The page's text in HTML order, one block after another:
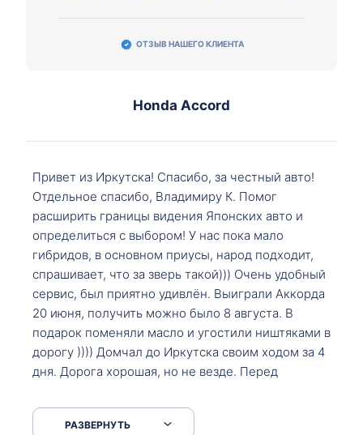
ОТЗЫВ НАШЕГО КЛИЕНТА
Honda Accord
Привет из Иркутска! Спасибо, за честный авто!
Отдельное спасибо, Владимиру К. Помог
расширить границы видения Японских авто и
определиться с выбором! У нас пока мало
гибридов, в основном приусы, народ подходит,
спрашивает, что за зверь такой))) Очень удобный
сервис, был приятно удивлён. Выиграли Аккорда
20 июня, получить можно было 8 августа. В
подарок поменяли масло и угостили ништяками в
дорогу )))) Домчал до Иркутска своим ходом за 4
дня. Дорога хорошая, но не везде. Перед
серпантинах по пути следования.
РАЗВЕРНУТЬ